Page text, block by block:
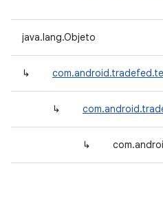
java.lang.Objeto
↳
↳
↳